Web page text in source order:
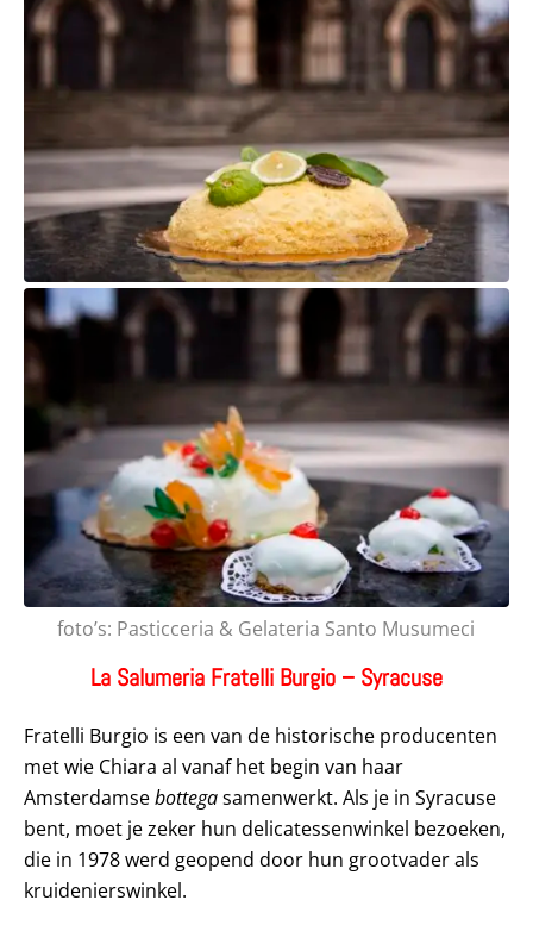
foto’s: Pasticceria & Gelateria Santo Musumeci
La Salumeria Fratelli Burgio – Syracuse
Fratelli Burgio is een van de historische producenten
met wie Chiara al vanaf het begin van haar
Amsterdamsebottegasamenwerkt. Als je in Syracuse
bent, moet je zeker hun delicatessenwinkel bezoeken,
die in 1978 werd geopend door hun grootvader als
kruidenierswinkel.